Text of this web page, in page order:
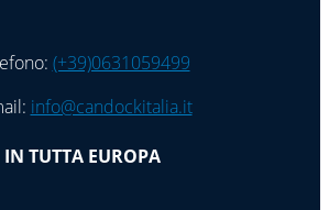
(+39)0631059499
info@candockitalia.it
IN TUTTA EUROPA